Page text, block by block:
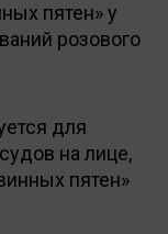
пятен» у
розового
для
на лице,
пятен»